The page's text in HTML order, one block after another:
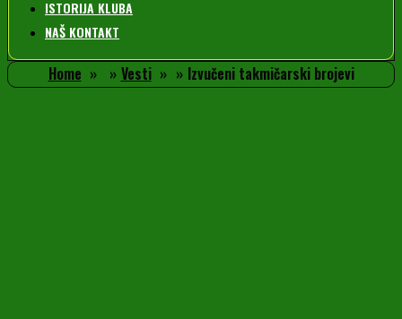
ISTORIJA KLUBA
NAŠ KONTAKT
Home Vesti Izvučeni takmičarski brojevi